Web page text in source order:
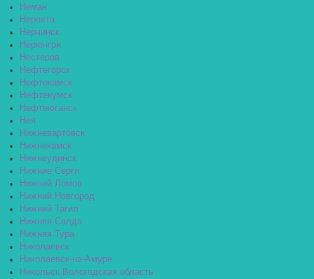
Неман
Нерехта
Нерчинск
Нерюнгри
Нестеров
Нефтегорск
Нефтекамск
Нефтекумск
Нефтеюганск
Нея
Нижневартовск
Нижнекамск
Нижнеудинск
Нижние Серги
Нижний Ломов
Нижний Новгород
Нижний Тагил
Нижняя Салда
Нижняя Тура
Николаевск
Николаевск-на-Амуре
Никольск Вологодская область